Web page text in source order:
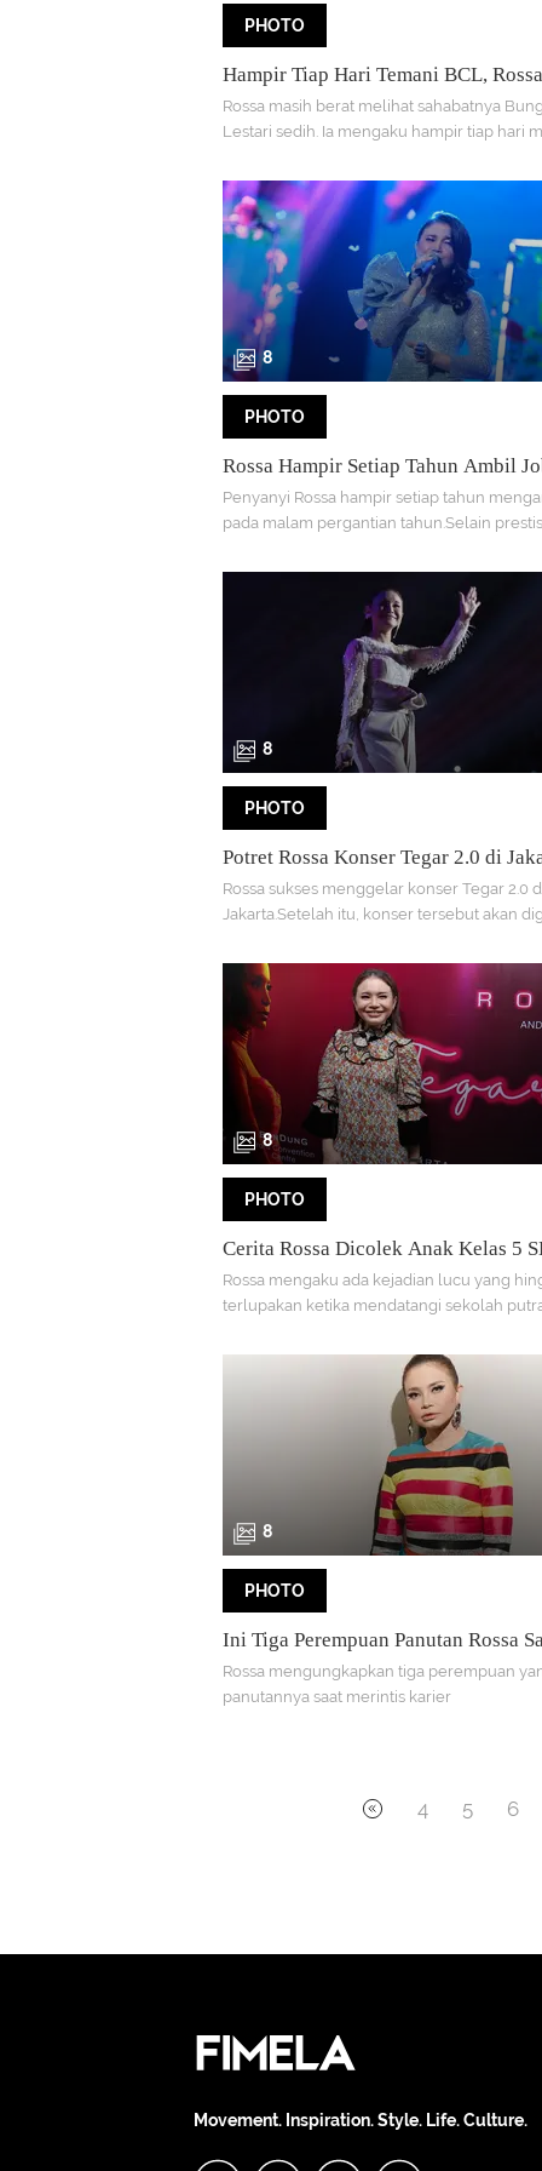
PHOTO
Hampir Tiap Hari Temani BCL,
Ngeliat Sahabat Sedih
Rossa masih berat melihat sahabatnya
Lestari sedih. Ia mengaku hampir tiap hari
8
PHOTO
Rossa Hampir Setiap Tahun Ambil
Malam Tahun Baru
Penyanyi Rossa hampir setiap tahun
pada malam pergantian tahun.Selain
8
PHOTO
Potret Rossa Konser Tegar 2.0 di
Rossa sukses menggelar konser Tegar 2.0
Jakarta.Setelah itu, konser tersebut akan
8
PHOTO
Cerita Rossa Dicolek Anak Kelas 5
Rossa mengaku ada kejadian lucu yang
terlupakan ketika mendatangi sekolah
8
PHOTO
Ini Tiga Perempuan Panutan Rossa
Merintis Karier
Rossa mengungkapkan tiga perempuan
panutannya saat merintis karier
4 5 6
Movement. Inspiration. Style. Life. Culture.